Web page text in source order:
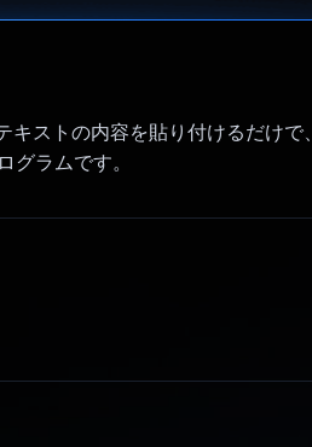
ストの内容を貼り付けるだけで、
グラムです。